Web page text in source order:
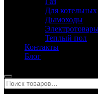
Для котельных
Дымоходы
Теплый пол
Контакты
Блог